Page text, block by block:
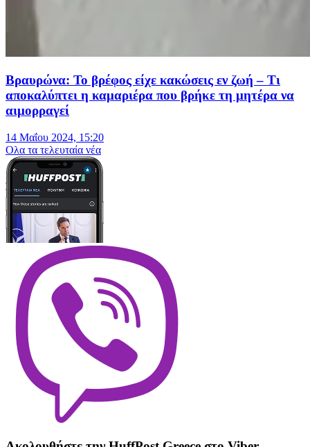
Βραυρώνα: Το βρέφος είχε κακώσεις εν ζωή – Τι
αποκαλύπτει η καμαριέρα που βρήκε τη μητέρα να
αιμορραγεί
14 Μαΐου 2024, 15:20
Oλα τα τελευταία νέα